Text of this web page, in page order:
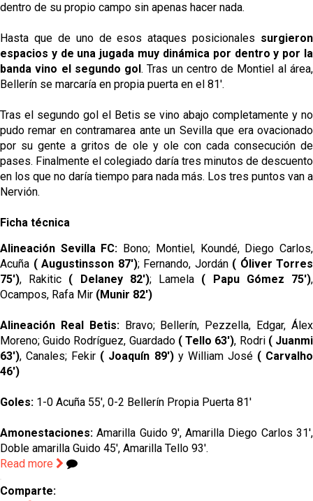
dentro de su propio campo sin apenas hacer nada.
Hasta que de uno de esos ataques posicionales surgieron
espacios y de una jugada muy dinámica por dentro y por la
banda vino el segundo gol. Tras un centro de Montiel al área,
Bellerín se marcaría en propia puerta en el 81'.
Tras el segundo gol el Betis se vino abajo completamente y no
pudo remar en contramarea ante un Sevilla que era ovacionado
por su gente a gritos de ole y ole con cada consecución de
pases. Finalmente el colegiado daría tres minutos de descuento
en los que no daría tiempo para nada más. Los tres puntos van a
Nervión.
Ficha técnica
Alineación Sevilla FC: Bono; Montiel, Koundé, Diego Carlos,
Acuña ( Augustinsson 87'); Fernando, Jordán ( Óliver Torres
75'), Rakitic ( Delaney 82'); Lamela ( Papu Gómez 75'),
Ocampos, Rafa Mir (Munir 82')
Alineación Real Betis: Bravo; Bellerín, Pezzella, Edgar, Álex
Moreno; Guido Rodríguez, Guardado( Tello 63'), Rodri ( Juanmi
63'), Canales; Fekir ( Joaquín 89')y William José( Carvalho
46')
Goles: 1-0 Acuña 55', 0-2 Bellerín Propia Puerta 81'
Amonestaciones: Amarilla Guido 9', Amarilla Diego Carlos 31',
Doble amarilla Guido 45', Amarilla Tello 93'.
Read more
Comparte: